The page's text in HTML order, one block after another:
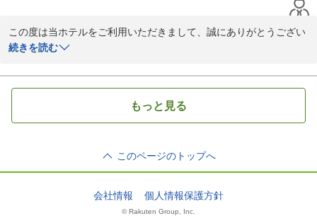
この度は当ホテルをご利用いただきまして、誠にありがとうござい
ます。
当館の設備についてお褒めのお言葉を頂戴し、スタッフ一同大変光
栄でございます。
お客様に当館でのご滞在にご満足いただけましたこと、心より嬉し
これからもより快適にお過ごしいただけます様、サービス向上に努
続きを読む
もっと見る
このページのトップへ
会社情報 個人情報保護方針
© Rakuten Group, Inc.